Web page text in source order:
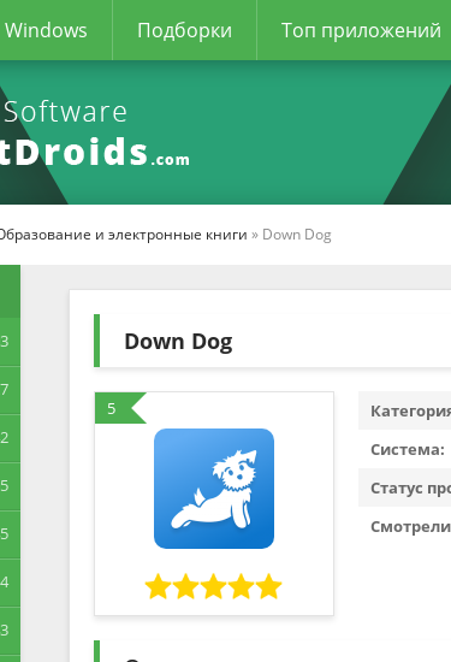
Windows Подборки Топ приложений
и электронные книги » Down Dog
Down Dog
5
Система:
Статус